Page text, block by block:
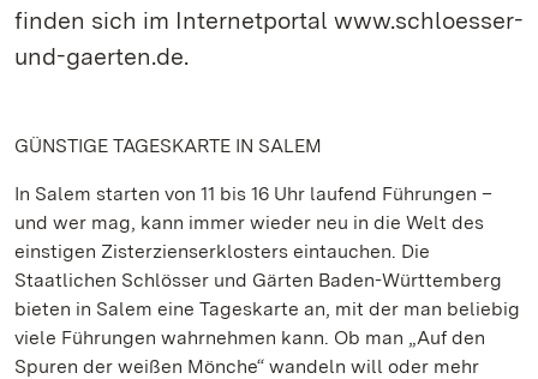
finden sich im Internetportal www.schloesser-
und-gaerten.de.
GÜNSTIGE TAGESKARTE IN SALEM
In Salem starten von 11 bis 16 Uhr laufend Führungen –
und wer mag, kann immer wieder neu in die Welt des
einstigen Zisterzienserklosters eintauchen. Die
Staatlichen Schlösser und Gärten Baden-Württemberg
bieten in Salem eine Tageskarte an, mit der man beliebig
viele Führungen wahrnehmen kann. Ob man „Auf den
Spuren der weißen Mönche“ wandeln will oder mehr